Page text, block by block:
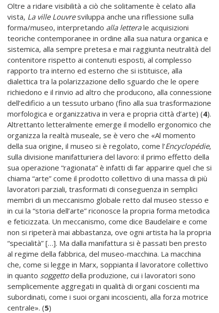
Oltre a ridare visibilità a ciò che solitamente è celato alla
vista, La ville Louvresviluppa anche una riflessione sulla
forma/museo, interpretando alla letterale acquisizioni
teoriche contemporanee in ordine alla sua natura organica e
sistemica, alla sempre pretesa e mai raggiunta neutralità del
contenitore rispetto ai contenuti esposti, al complesso
rapporto tra interno ed esterno che si istituisce, alla
dialettica tra la polarizzazione dello sguardo che le opere
richiedono e il rinvio ad altro che producono, alla connessione
dell’edificio a un tessuto urbano (fino alla sua trasformazione
morfologica e organizzativa in vera e propria città d’arte) (4).
Altrettanto letteralmente emerge il modello ergonomico che
organizza la realtà museale, se è vero che «Al momento
della sua origine, il museo si è regolato, come l’Encyclopédie,
sulla divisione manifatturiera del lavoro: il primo effetto della
sua operazione “ragionata” è infatti di far apparire quel che si
chiama “arte” come il prodotto collettivo di una massa di più
lavoratori parziali, trasformati di conseguenza in semplici
membri di un meccanismo globale retto dal museo stesso e
in cui la “storia dell’arte” riconosce la propria forma metodica
e feticizzata. Un meccanismo, come dice Baudelaire e come
non si ripeterà mai abbastanza, ove ogni artista ha la propria
“specialità” […]. Ma dalla manifattura si è passati ben presto
al regime della fabbrica, del museo-macchina. La macchina
che, come si legge in Marx, soppianta il lavoratore collettivo
in quanto soggettodella produzione, cui i lavoratori sono
semplicemente aggregati in qualità di organi coscienti ma
subordinati, come i suoi organi incoscienti, alla forza motrice
centrale». (5)